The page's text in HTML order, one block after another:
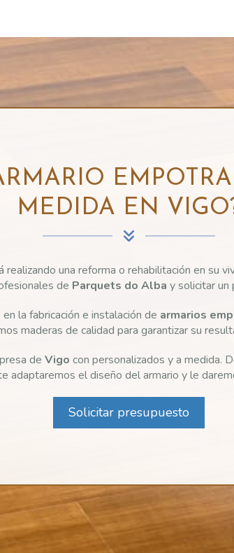
MEDIDA EN
una reforma o rehabilitación en su
de Parquets do Alba y solicitar un
la fabricación e instalación de armarios
maderas de calidad para garantizar su
de Vigo con personalizados y a medida.
adaptaremos el diseño del armario y le
Solicitar presupuesto